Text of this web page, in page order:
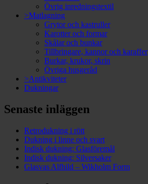
Övrig inredningstextil
>Matlagning
Grytor och kastruller
Karotter och formar
Skålar och bunkar
Tillbringare, kannor och karaffer
Burkar, krukor, skrin
Övriga husgeråd
>Antikviteter
Dukningar
Senaste inläggen
Retrodukning i rött
Dukning i linne och svart
Indisk dukning: Glasföremål
Indisk dukning: Silversaker
Glasvas Alfhild – Wikholm Form